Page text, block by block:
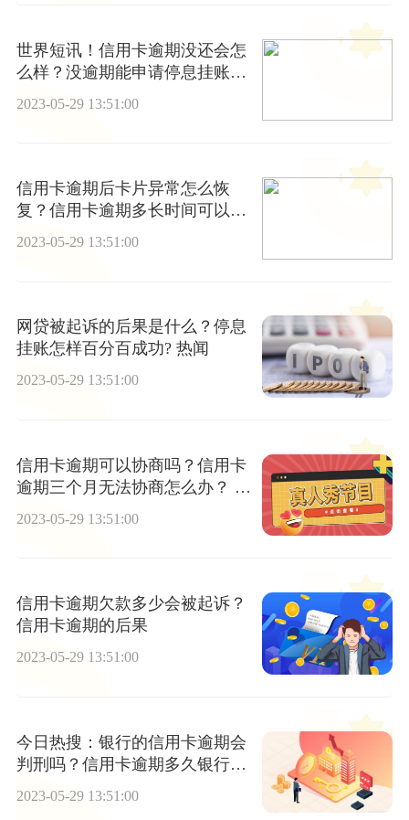
世界短讯！信用卡逾期没还会怎
么样？没逾期能申请停息挂账
2023-05-29 13:51:00
信用卡逾期后卡片异常怎么恢
复？信用卡逾期多长时间可以正
常使用？
2023-05-29 13:51:00
网贷被起诉的后果是什么？停息
挂账怎样百分百成功? 热闻
2023-05-29 13:51:00
信用卡逾期可以协商吗？信用卡
逾期三个月无法协商怎么办？ 天
2023-05-29 13:51:00
信用卡逾期欠款多少会被起诉？
信用卡逾期的后果
2023-05-29 13:51:00
今日热搜：银行的信用卡逾期会
判刑吗？信用卡逾期多久银行会
2023-05-29 13:51:00